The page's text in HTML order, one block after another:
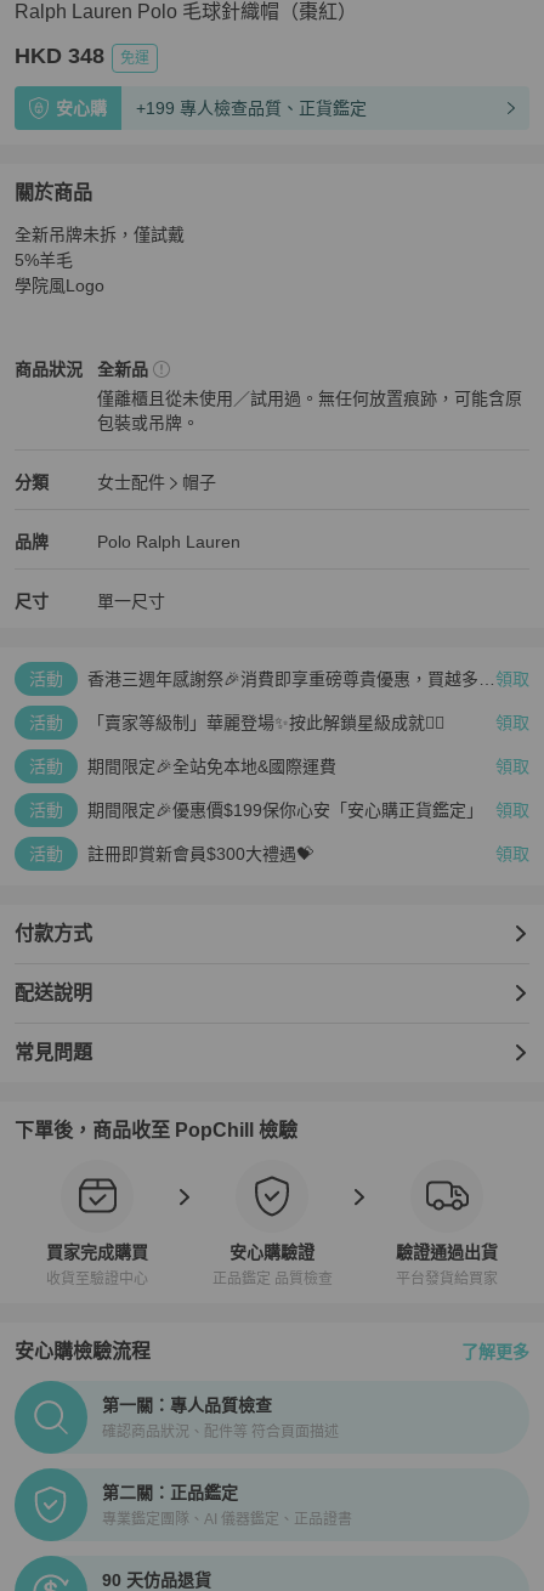
Ralph Lauren Polo 毛球針織帽（棗紅）
HKD 348 免運
安心購 +199 專人檢查品質、正貨鑑定
關於商品
關於Ralph Lauren Polo 毛球針織帽（棗紅）
全新吊牌未拆，僅試戴
5%羊毛
學院風Logo
商品狀況
Polo Ralph Lauren女士配件
全新品
僅離櫃且從未使用／試用過。無任何放置痕跡，可能含原
包裝或吊牌。
分類
Polo Ralph Lauren女士配件
女士配件
帽子
品牌
Polo Ralph Lauren精品 女士配件
Polo Ralph Lauren
Polo Ralph Lauren推薦清單
尺寸 單一尺寸
活動
香港三週年感謝祭🎉消費即享重磅尊貴優惠，買越多、 領取
活動 「賣家等級制」華麗登場✨按此解鎖星級成就👆🏻 領取
活動 期間限定🎉全站免本地&國際運費 領取
活動 期間限定🎉優惠價$199保你心安「安心購正貨鑑定」 領取
活動 註冊即賞新會員$300大禮遇💝 領取
付款方式
配送說明
常見問題
下單後，商品收至 PopChill 檢驗
買家完成購買
收貨至驗證中心
安心購驗證
正品鑑定 品質檢查
驗證通過出貨
平台發貨給買家
安心購檢驗流程 了解更多
PopChill拍拍圈正品驗證、安心購檢驗流程介紹
第一關：專人品質檢查
確認商品狀況、配件等 符合頁面描述
第二關：正品鑑定
專業鑑定團隊、AI 儀器鑑定、正品證書
90 天仿品退貨